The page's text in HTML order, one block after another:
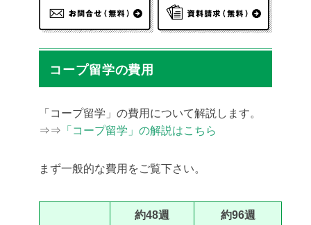
コープ留学の費用
「コープ留学」の費用について解説します。
⇒⇒ 「コープ留学」の解説はこちら
まず一般的な費用をご覧下さい。
約48週
約96週